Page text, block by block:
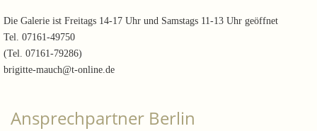
Die Galerie ist Freitags 14-17 Uhr und Samstags 11-13 Uhr geöffnet
Tel. 07161-49750
(Tel. 07161-79286)
brigitte-mauch@t-online.de
Ansprechpartner Berlin